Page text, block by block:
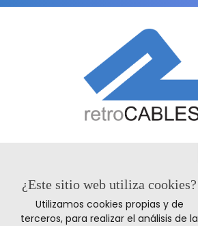
¿Este sitio web utiliza cookies?
Utilizamos cookies propias y de
terceros, para realizar el análisis de la